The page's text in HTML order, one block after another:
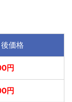
価格
円
円